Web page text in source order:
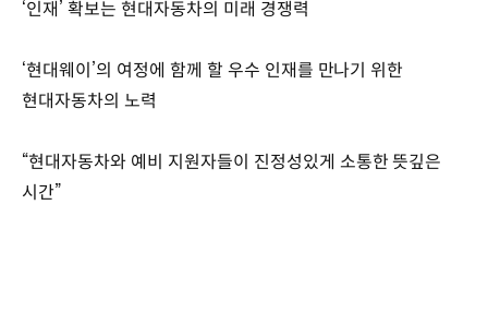
‘인재’ 확보는 현대자동차의 미래 경쟁력
‘현대웨이’의 여정에 함께 할 우수 인재를 만나기 위한
현대자동차의 노력
“현대자동차와 예비 지원자들이 진정성있게 소통한 뜻깊은
시간”